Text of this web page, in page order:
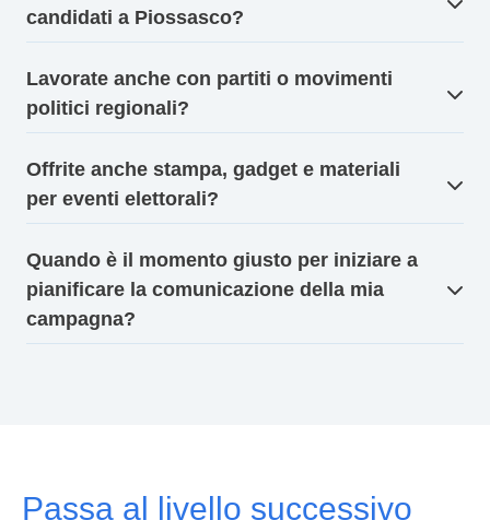
candidati a Piossasco?
Lavorate anche con partiti o movimenti
politici regionali?
Offrite anche stampa, gadget e materiali
per eventi elettorali?
Quando è il momento giusto per iniziare a
pianificare la comunicazione della mia
campagna?
Passa al livello successivo